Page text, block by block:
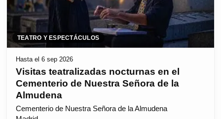
TEATRO Y ESPECTÁCULOS
Hasta el 6 sep 2026
Visitas teatralizadas nocturnas en el
Cementerio de Nuestra Señora de la
Almudena
Cementerio de Nuestra Señora de la Almudena